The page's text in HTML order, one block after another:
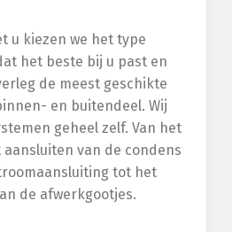
u kiezen we het type
het beste bij u past en
de meest geschikte
en buitendeel. Wij
geheel zelf. Van het
van de condens
tot het
de afwerkgootjes.